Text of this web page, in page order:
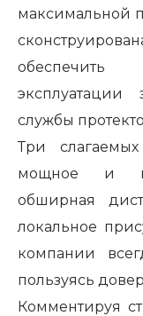
максимальной
обеспечить
эксплуатации
службы
Три
мощное и
обширная
локальное
компании
пользуясь
Комментируя